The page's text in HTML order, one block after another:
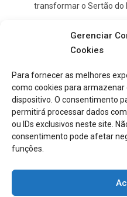
Gerenciar
Cookies
Para fornecer as melhores
como cookies para
dispositivo. O consentimento
permitirá processar dados
ou IDs exclusivos neste site.
consentimento pode afetar
funções.
transformar o Sertão do
Ampliação do viaduto
CATEGORIAS
Notícias